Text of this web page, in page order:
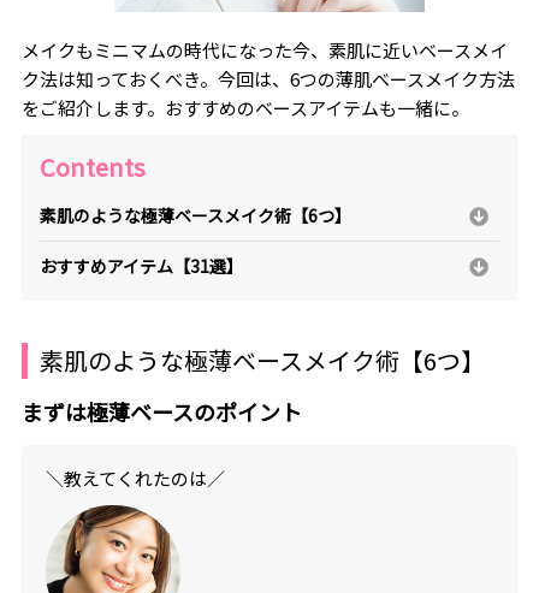
メイクもミニマムの時代になった今、素肌に近いベースメイ
ク法は知っておくべき。今回は、6つの薄肌ベースメイク方法
をご紹介します。おすすめのベースアイテムも一緒に。
Contents
素肌のような極薄ベースメイク術【6つ】
おすすめアイテム【31選】
素肌のような極薄ベースメイク術【6つ】
まずは極薄ベースのポイント
＼教えてくれたのは／